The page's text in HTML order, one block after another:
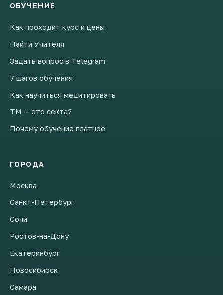
ОБУЧЕНИЕ
Как проходит курс и цены
Найти Учителя
Задать вопрос в Telegram
7 шагов обучения
Как научиться медитировать
ТМ — это секта?
Почему обучение платное
ГОРОДА
Москва
Санкт-Петербург
Сочи
Ростов-на-Дону
Екатеринбург
Новосибирск
Самара